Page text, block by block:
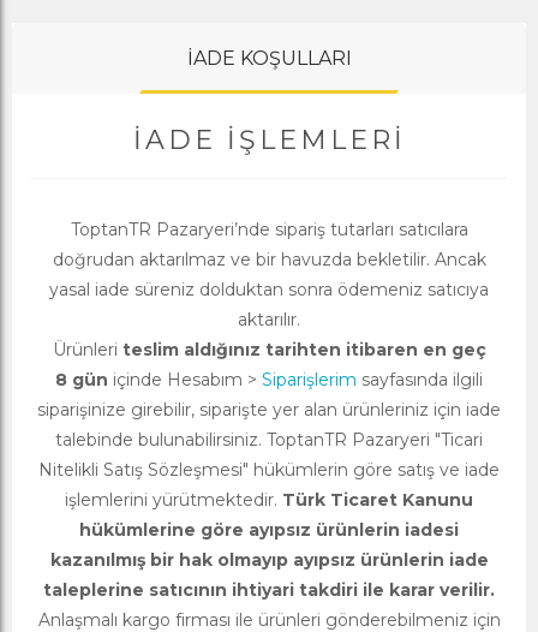
İADE KOŞULLARI
İADE İŞLEMLERI
ToptanTR Pazaryeri’nde sipariş tutarları satıcılara
doğrudan aktarılmaz ve bir havuzda bekletilir. Ancak
yasal iade süreniz dolduktan sonra ödemeniz satıcıya
aktarılır.
Ürünleri teslim aldığınız tarihten itibaren en geç
8 gün içinde Hesabım > Siparişlerim sayfasında ilgili
siparişinize girebilir, siparişte yer alan ürünleriniz için iade
talebinde bulunabilirsiniz. ToptanTR Pazaryeri "Ticari
Nitelikli Satış Sözleşmesi" hükümlerin göre satış ve iade
işlemlerini yürütmektedir. Türk Ticaret Kanunu
hükümlerine göre ayıpsız ürünlerin iadesi
kazanılmış bir hak olmayıp ayıpsız ürünlerin iade
taleplerine satıcının ihtiyari takdiri ile karar verilir.
Anlaşmalı kargo firması ile ürünleri gönderebilmeniz için